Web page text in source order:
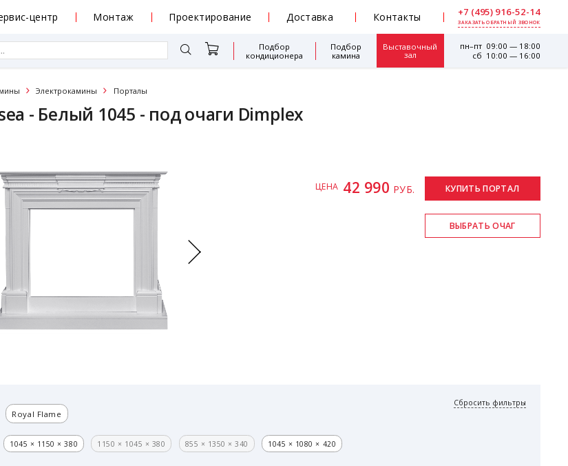
центр Монтаж Проектирование Доставка Контакты +7 (495) 916-52-14
ЗАКАЗАТЬ ОБРАТНЫЙ ЗВОНОК
Подбор
кондиционера
Подбор
камина
Выставочный
зал
пн–пт 09:00 — 18:00
сб 10:00 — 16:00
Электрокамины Порталы
- Белый 1045 - под очаги Dimplex
ЦЕНА 42 990 РУБ.
Royal Flame
1045 × 1150 × 380 1150 × 1045 × 380 855 × 1350 × 340 1045 × 1080 × 420
Сбросить фильтры